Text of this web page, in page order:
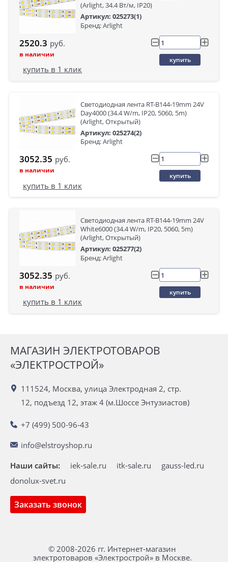
(Arlight, 34.4 Вт/м, IP20)
Артикул: 025273(1)
Бренд: Arlight
2520.3 руб.
в наличии
купить
купить в 1 клик
Светодиодная лента RT-B144-19mm 24V
Day4000 (34.4 W/m, IP20, 5060, 5m)
(Arlight, Открытый)
Артикул: 025274(2)
Бренд: Arlight
3052.35 руб.
в наличии
купить
купить в 1 клик
Светодиодная лента RT-B144-19mm 24V
White6000 (34.4 W/m, IP20, 5060, 5m)
(Arlight, Открытый)
Артикул: 025277(2)
Бренд: Arlight
3052.35 руб.
в наличии
купить
купить в 1 клик
МАГАЗИН ЭЛЕКТРОТОВАРОВ
«ЭЛЕКТРОСТРОЙ»
111524, Москва, улица Электродная 2, стр.
12, подъезд 12, этаж 4 (м.Шоссе Энтузиастов)
+7 (499) 500-96-43
info@elstroyshop.ru
Заказать звонок
Наши сайты: iek-sale.ru itk-sale.ru
gauss-led.ru
donolux-svet.ru
© 2008-2026 гг. Интернет-магазин
электротоваров «Электрострой» в Москве.